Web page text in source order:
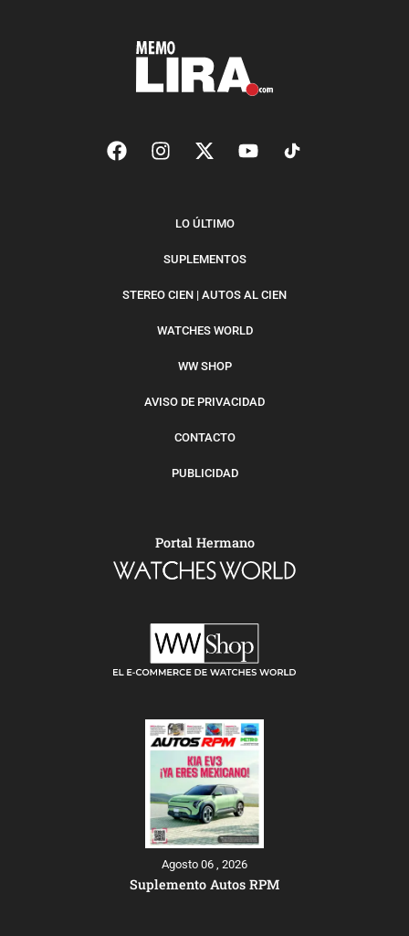
LO ÚLTIMO
SUPLEMENTOS
STEREO CIEN | AUTOS AL CIEN
WATCHES WORLD
WW SHOP
AVISO DE PRIVACIDAD
CONTACTO
PUBLICIDAD
Portal Hermano
Agosto 06 , 2026
Suplemento Autos RPM